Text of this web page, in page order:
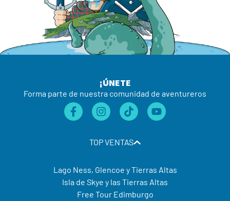
¡ÚNETE
Forma parte de nuestra comunidad de aventureros
TOP VENTAS
Lago Ness, Glencoe y Tierras Altas
Isla de Skye y las Tierras Altas
Free Tour Edimburgo